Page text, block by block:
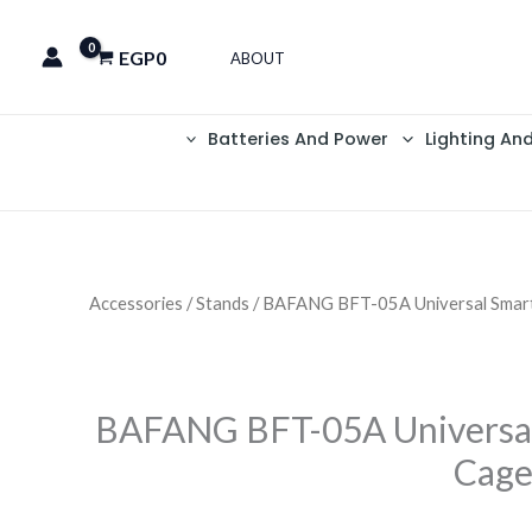
ABOUT
EGP0
Lighting
Batteries And Power
Accessories /Stands / BAFANG BFT-05A Universal
BAFANG BFT-05A